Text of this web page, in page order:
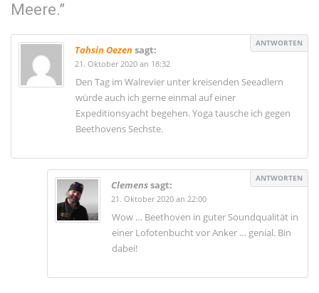
Meere.”
Tahsin Oezensagt:
ANTWORTEN
21. Oktober 2020 an 18:32
Den Tag im Walrevier unter kreisenden Seeadlern
würde auch ich gerne einmal auf einer
Expeditionsyacht begehen. Yoga tausche ich gegen
Beethovens Sechste.
Clemenssagt:
ANTWORTEN
21. Oktober 2020 an 22:00
Wow … Beethoven in guter Soundqualität in
einer Lofotenbucht vor Anker … genial. Bin
dabei!